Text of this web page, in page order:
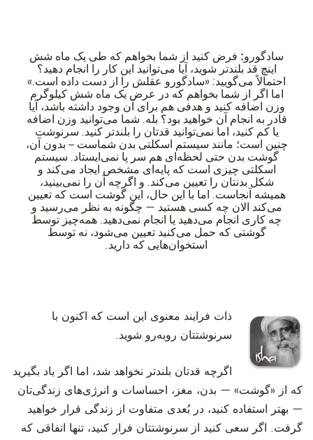
سادگورو: فرض کنید از شما بخواهم که طی یک ماه شش
اینچ قد بلندتر شوید، آیا می‌توانید این کار را انجام دهید؟
احتمالاً می‌گویید: «سادگورو عقلش را از دست داده است.»
اما اگر از شما بخواهم که در عرض یک ماه شش کیلوگرم
وزن اضافه کنید و هدفی هم برای آن وجود داشته باشد، آیا
قادر به انجام آن خواهید بود؟ بله. شما می‌توانید وزن اضافه
یا کم کنید، اما نمی‌توانید قدتان را بلندتر کنید. سرنوشت
چنین است؛ مانند سیستم اسکلتی بدن شماست – بدون آن،
گوشت بدن حتی لحظه‌ای هم سر پا نمی‌ایستاد. سیستم
اسکلتی چیزی است که پایه‌ای مشخص ایجاد می‌کند و
شکل بدنتان را تعیین می‌کند. و اگرچه آن را نمی‌بینید،
همیشه آنجاست. اما با این حال، این گوشت است که تعیین
می‌کند الان چه کسی هستید — چگونه به نظر می‌رسید و
چه کاری انجام می‌دهید یا انجام نمی‌دهید. همه‌چیز توسط
گوشتی که حمل می‌کنید تعیین می‌شود، نه توسط
استخوان‌هایی که دارید.
ذات فرایند معنوی این است که اکنون با
سرنوشتتان روبه‌رو شوید.
‫اگرچه قدتان بلندتر نخواهد شد، اما اگر یاد بگیرید
که از «گوشت» — بدن، مغز، احساسات و انرژی‌های زندگی‌تان
— بهتر استفاده کنید، در بُعدی متفاوت از زندگی قرار خواهید
گرفت. اگر سعی کنید از سرنوشتتان فرار کنید، تنها اتفاقی که